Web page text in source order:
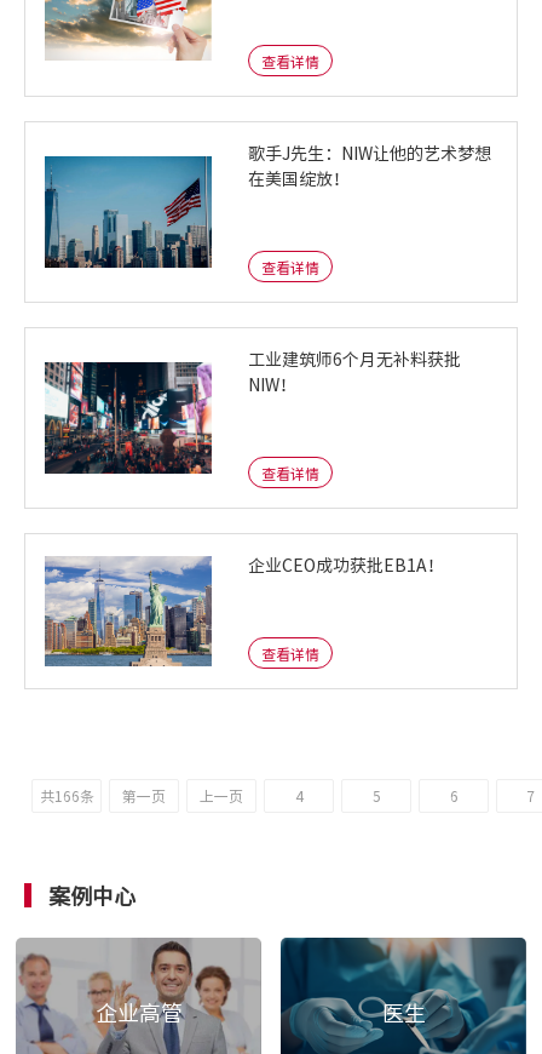
查看详情
歌手J先生：NIW让他的艺术梦想
在美国绽放！
查看详情
工业建筑师6个月无补料获批
NIW！
查看详情
企业CEO成功获批EB1A！
查看详情
共166条 第一页 上一页 4 5 6 7
案例中心
企业高管 医生